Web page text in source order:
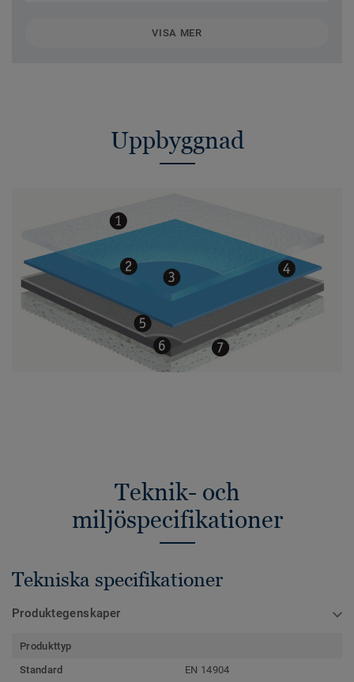
VISA MER
Uppbyggnad
Teknik- och
miljöspecifikationer
Tekniska specifikationer
Produktegenskaper
Produkttyp
Standard
EN 14904